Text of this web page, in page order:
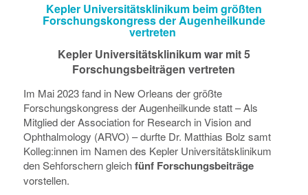
Kepler Universitätsklinikum beim größten
Forschungskongress der Augenheilkunde
vertreten
Kepler Universitätsklinikum war mit 5
Forschungsbeiträgen vertreten
Im Mai 2023 fand in New Orleans der größte
Forschungskongress der Augenheilkunde statt – Als
Mitglied der Association for Research in Vision and
Ophthalmology (ARVO) – durfte Dr. Matthias Bolz samt
Kolleg:innen im Namen des Kepler Universitätsklinikum
den Sehforschern gleichfünf Forschungsbeiträge
vorstellen.